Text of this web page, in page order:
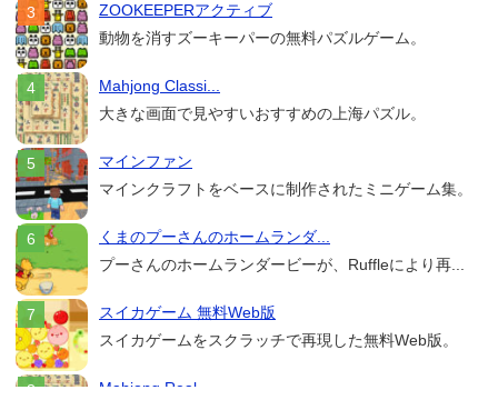
ZOOKEEPERアクティブ
動物を消すズーキーパーの無料パズルゲーム。
Mahjong Classi...
大きな画面で見やすいおすすめの上海パズル。
マインファン
マインクラフトをベースに制作されたミニゲーム集。
くまのプーさんのホームランダ...
プーさんのホームランダービーが、Ruffleにより再...
スイカゲーム 無料Web版
スイカゲームをスクラッチで再現した無料Web版。
Mahjong Real